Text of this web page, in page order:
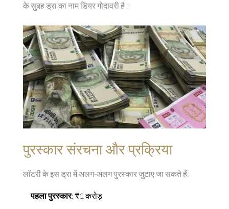
के सुबह ड्रा का नाम डियर गोदावरी है।
पुरस्कार संरचना और प्रक्रिया
लॉटरी के इस ड्रा में अलग-अलग पुरस्कार जुटाए जा सकते हैं:
पहला पुरस्कार: ₹1 करोड़